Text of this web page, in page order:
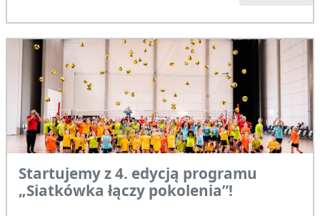
Startujemy z 4. edycją programu
„Siatkówka łączy pokolenia”!